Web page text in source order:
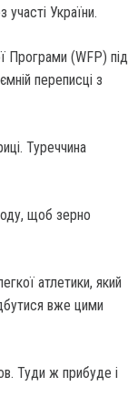
України.
Програми (WFP) під
переписці з
Туреччина
щоб зерно
атлетики, який
вже цими
Туди ж прибуде і